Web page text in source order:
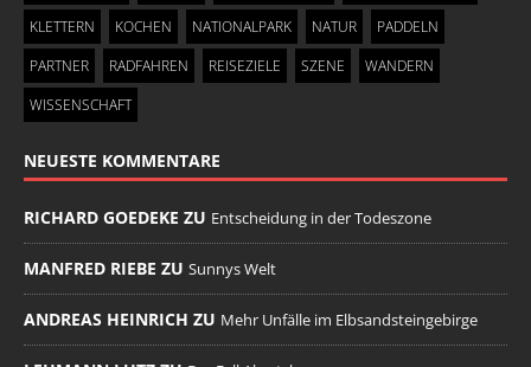
KLETTERN
KOCHEN NATIONALPARK NATUR
PADDELN
PARTNER
RADFAHREN REISEZIELE SZENE
WANDERN
WISSENSCHAFT
NEUESTE KOMMENTARE
RICHARD GOEDEKE ZU Entscheidung in der Todeszone
MANFRED RIEBE ZU Sunnys Welt
ANDREAS HEINRICH ZU Mehr Unfälle im Elbsandsteingebirge